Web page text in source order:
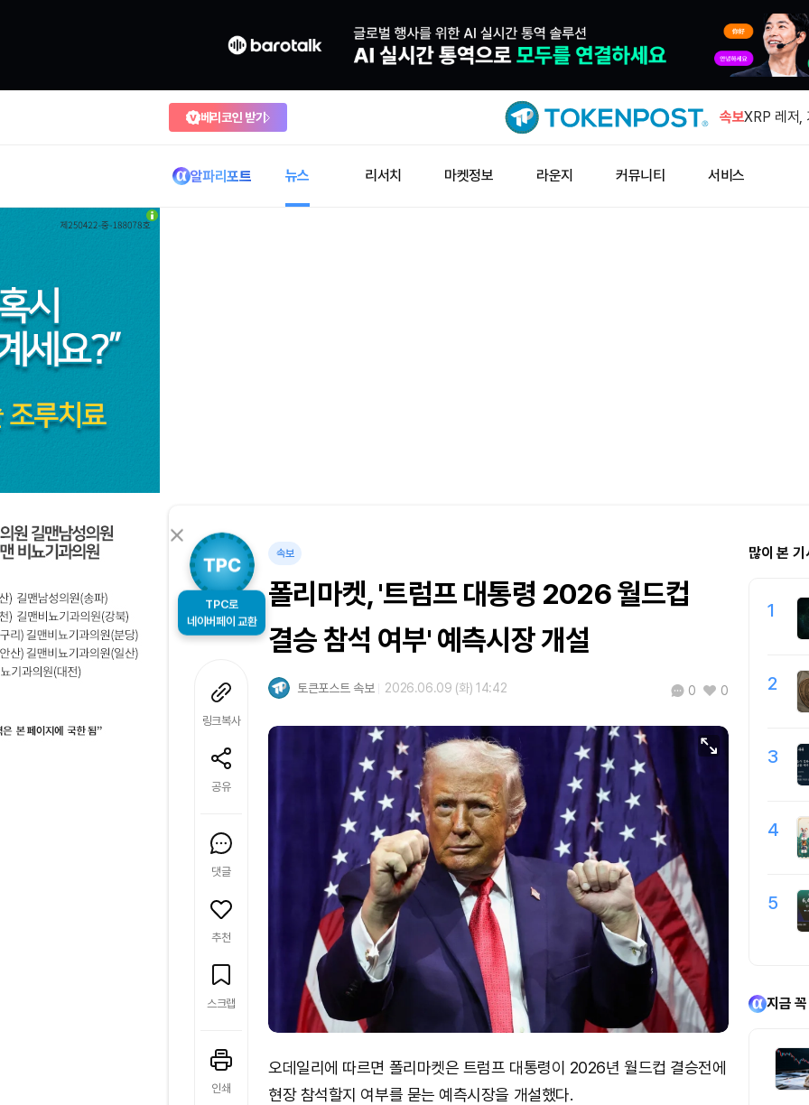
베리코인 받기 속보
XRP 레저,
XRP 레저,
알파리포트 뉴스 리서치 마켓정보 라운지 커뮤니티 서비스
TPC로
네이버페이 교환
링크복사
공유
댓글
추천
스크랩
인쇄
속보
폴리마켓, '트럼프 대통령 2026 월드컵
결승 참석 여부' 예측시장 개설
토큰포스트 속보 2026.06.09 (화) 14:42 0 0
오데일리에 따르면 폴리마켓은 트럼프 대통령이 2026년 월드컵 결승전에
현장 참석할지 여부를 묻는 예측시장을 개설했다.
많이 본 기
1
2
3
4
5
지금